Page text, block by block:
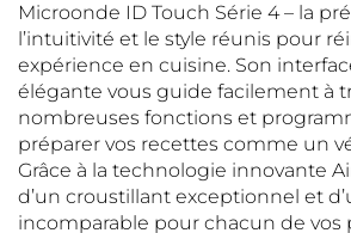
Microonde ID Touch Série 4 – la
l’intuitivité et le style réunis pour
expérience en cuisine. Son
élégante vous guide facilement à
nombreuses fonctions et
préparer vos recettes comme un
Grâce à la technologie innovante
d’un croustillant exceptionnel et
incomparable pour chacun de vos